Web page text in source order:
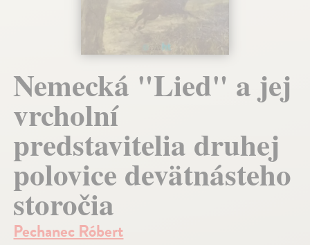
Nemecká "Lied" a jej
vrcholní
predstavitelia druhej
polovice devätnásteho
storočia
Pechanec Róbert